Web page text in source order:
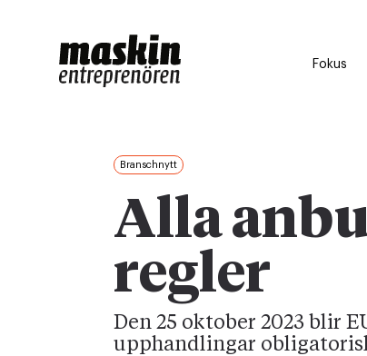
Fokus
Branschnytt
Alla
regler
Den 25 oktober 2023 blir
upphandlingar